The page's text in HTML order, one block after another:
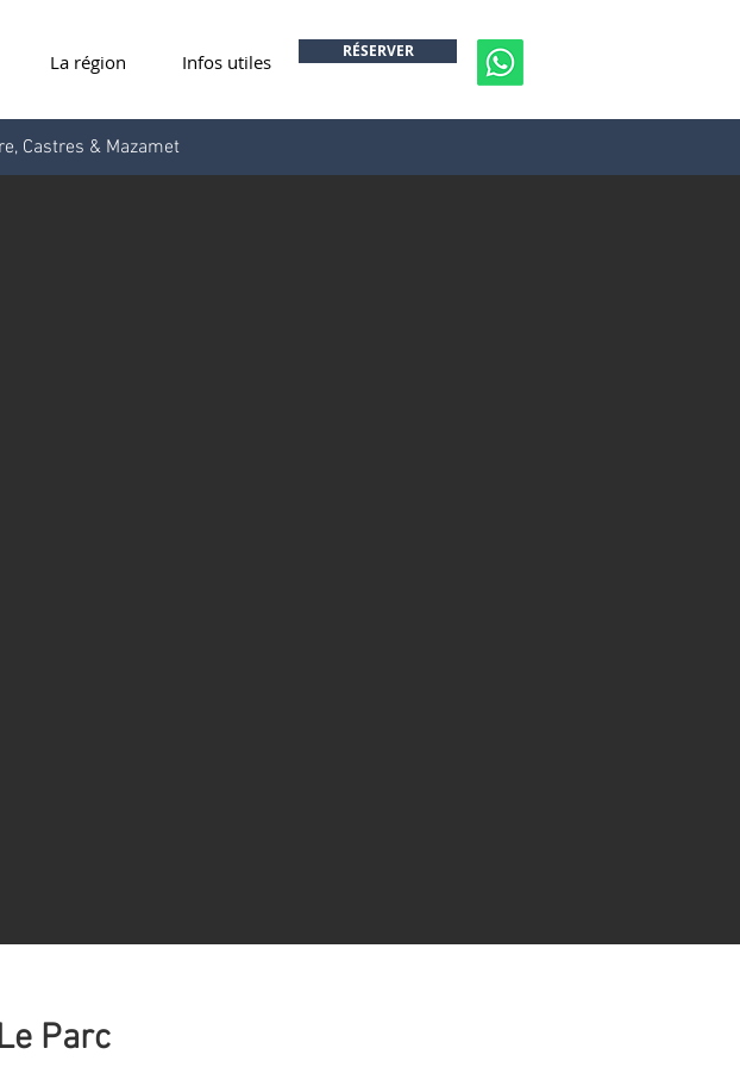
La région Infos utiles RÉSERVER
Castres & Mazamet
Parc